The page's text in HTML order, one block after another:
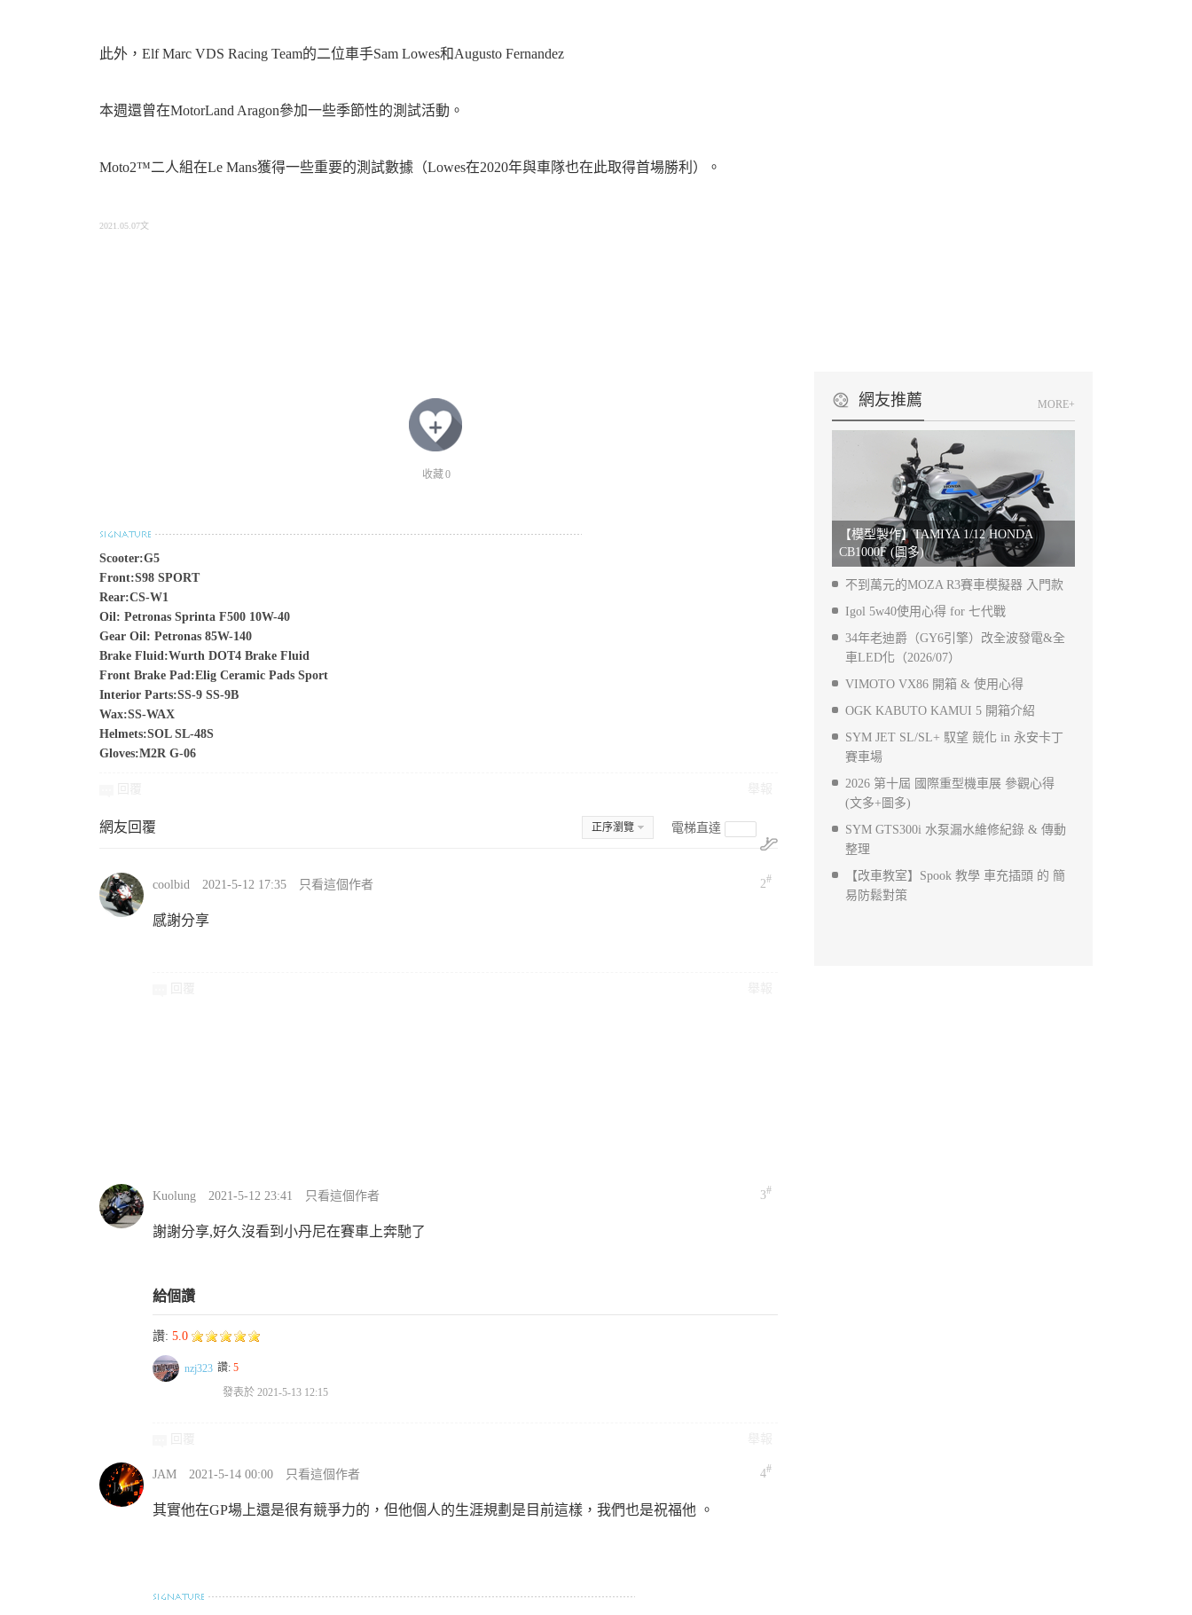
此外，Elf Marc VDS Racing Team的二位車手Sam Lowes和Augusto Fernandez
本週還曾在MotorLand Aragon參加一些季節性的測試活動。
Moto2™二人組在Le Mans獲得一些重要的測試數據（Lowes在2020年與車隊也在此取得首場勝利）。
2021.05.07文
收藏0
Scooter:G5
Front:S98 SPORT
Rear:CS-W1
Oil: Petronas Sprinta F500 10W-40
Gear Oil: Petronas 85W-140
Brake Fluid:Wurth DOT4 Brake Fluid
Front Brake Pad:Elig Ceramic Pads Sport
Interior Parts:SS-9 SS-9B
Wax:SS-WAX
Helmets:SOL SL-48S
Gloves:M2R G-06
網友回覆 電梯直達
正序瀏覽
2#
coolbid 2021-5-12 17:35 只看這個作者
感謝分享
3#
Kuolung 2021-5-12 23:41 只看這個作者
謝謝分享,好久沒看到小丹尼在賽車上奔馳了
給個讚
讚: 5.0
nzj323 讚: 5
發表於 2021-5-13 12:15
4#
JAM 2021-5-14 00:00 只看這個作者
其實他在GP場上還是很有競爭力的，但他個人的生涯規劃是目前這樣，我們也是祝福他 。
網友推薦 MORE+
【模型製作】TAMIYA 1/12 HONDA
CB1000F (圖多)
不到萬元的MOZA R3賽車模擬器 入門款
Igol 5w40使用心得 for 七代戰
34年老迪爵（GY6引擎）改全波發電&全
車LED化（2026/07）
VIMOTO VX86 開箱 & 使用心得
OGK KABUTO KAMUI 5 開箱介紹
SYM JET SL/SL+ 馭望 競化 in 永安卡丁
賽車場
2026 第十屆 國際重型機車展 參觀心得
(文多+圖多)
SYM GTS300i 水泵漏水維修紀錄 & 傳動
整理
【改車教室】Spook 教學 車充插頭 的 簡
易防鬆對策